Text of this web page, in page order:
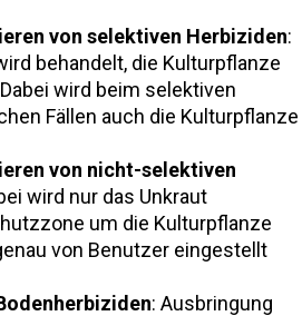
von selektiven Herbiziden:
behandelt, die Kulturpflanze
wird beim selektiven
Fällen auch die Kulturpflanze
von nicht-selektiven
wird nur das Unkraut
um die Kulturpflanze
von Benutzer eingestellt
: Ausbringung